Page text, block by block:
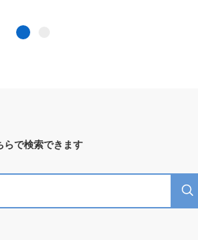
らで検索できます